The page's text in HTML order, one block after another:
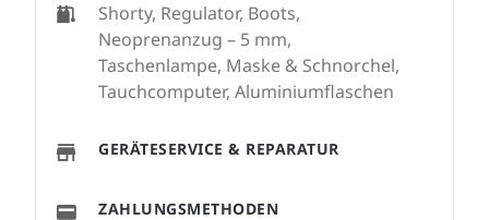
Shorty, Regulator, Boots,
Neoprenanzug – 5 mm,
Taschenlampe, Maske & Schnorchel,
Tauchcomputer, Aluminiumflaschen
GERÄTESERVICE & REPARATUR
ZAHLUNGSMETHODEN